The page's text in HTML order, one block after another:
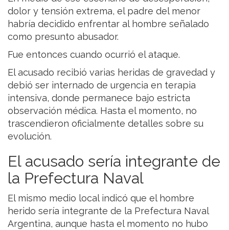
dolor y tensión extrema, el padre del menor
habría decidido enfrentar al hombre señalado
como presunto abusador.
Fue entonces cuando ocurrió el ataque.
El acusado recibió varias heridas de gravedad y
debió ser internado de urgencia en terapia
intensiva, donde permanece bajo estricta
observación médica. Hasta el momento, no
trascendieron oficialmente detalles sobre su
evolución.
El acusado sería integrante de
la Prefectura Naval
El mismo medio local indicó que el hombre
herido sería integrante de la Prefectura Naval
Argentina, aunque hasta el momento no hubo